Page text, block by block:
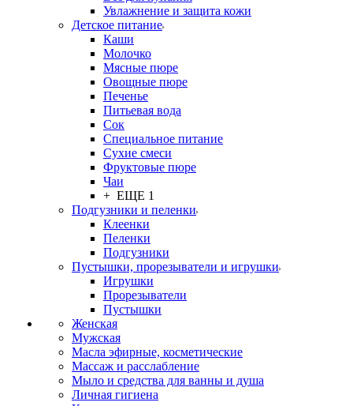
Увлажнение и защита кожи
Детское питание
Каши
Молочко
Мясные пюре
Овощные пюре
Печенье
Питьевая вода
Сок
Специальное питание
Сухие смеси
Фруктовые пюре
Чаи
+ ЕЩЕ 1
Подгузники и пеленки
Клеенки
Пеленки
Подгузники
Пустышки, прорезыватели и игрушки
Игрушки
Прорезыватели
Пустышки
Женская
Мужская
Масла эфирные, косметические
Массаж и расслабление
Мыло и средства для ванны и душа
Личная гигиена